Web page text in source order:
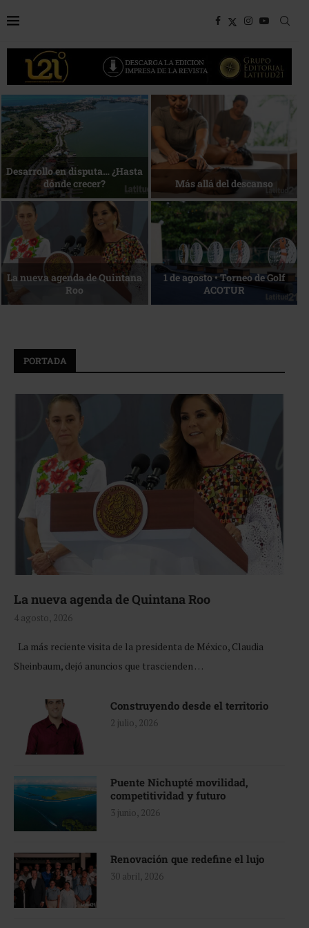
Bottega, un viaje servido a la
mesa
Energía que Impulsa la
competitividad
Reconocimiento de viajeros La esencia del servicio
PORTADA
La nueva agenda de Quintana Roo
4 agosto, 2026
La más reciente visita de la presidenta de México, Claudia
Sheinbaum, dejó anuncios que trascienden …
Construyendo desde el territorio
2 julio, 2026
Puente Nichupté movilidad,
competitividad y futuro
3 junio, 2026
Renovación que redefine el lujo
30 abril, 2026